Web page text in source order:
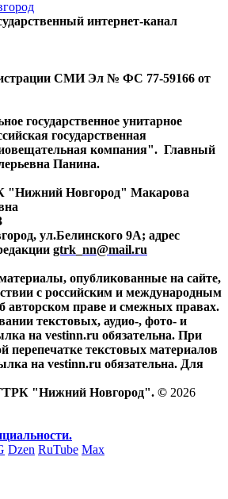
интернет-канал
СМИ Эл № ФС 77-59166 от
государственное унитарное
государственная
компания". Главный
Панина.
"Нижний Новгород" Макарова
ул.Белинского 9А; адрес
gtrk_nn@mail.ru
опубликованные на сайте,
с российским и международным
авторском праве и смежных правах.
текстовых, аудио-, фото- и
на vestinn.ru обязательна. При
перепечатке текстовых материалов
на vestinn.ru обязательна. Для
"Нижний Новгород". © 2026
Dzen RuTube Max